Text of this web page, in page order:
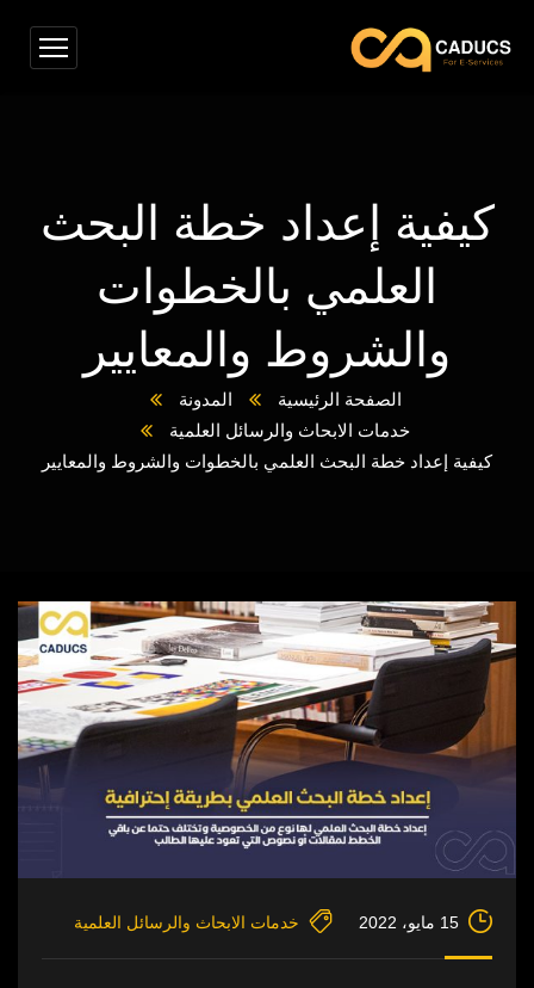
كيفية إعداد خطة البحث
العلمي بالخطوات
والشروط والمعايير
الصفحة الرئيسية
المدونة
خدمات الابحاث والرسائل العلمية
كيفية إعداد خطة البحث العلمي بالخطوات والشروط والمعايير
15 مايو، 2022 خدمات الابحاث والرسائل العلمية